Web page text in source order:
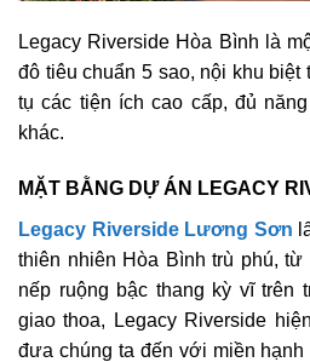
Legacy Riverside Hòa Bình là
đô tiêu chuẩn 5 sao, nội khu
tụ các tiện ích cao cấp, đủ
khác.
MẶT BẰNG DỰ ÁN LEGACY
Legacy Riverside Lương Sơn
thiên nhiên Hòa Bình trù phú,
nếp ruộng bậc thang kỳ vĩ trên
giao thoa, Legacy Riverside
đưa chúng ta đến với miền hạnh